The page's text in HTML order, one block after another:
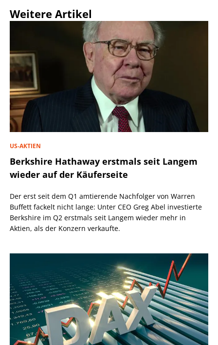
Weitere Artikel
US-AKTIEN
Berkshire Hathaway erstmals seit Langem
wieder auf der Käuferseite
Der erst seit dem Q1 amtierende Nachfolger von Warren
Buffett fackelt nicht lange: Unter CEO Greg Abel investierte
Berkshire im Q2 erstmals seit Langem wieder mehr in
Aktien, als der Konzern verkaufte.